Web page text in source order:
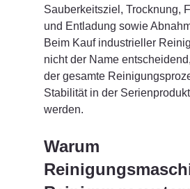
Sauberkeitsziel, Trocknung,
und Entladung sowie
Beim Kauf industrieller
nicht der Name
der gesamte
Stabilität in der
werden.
Warum